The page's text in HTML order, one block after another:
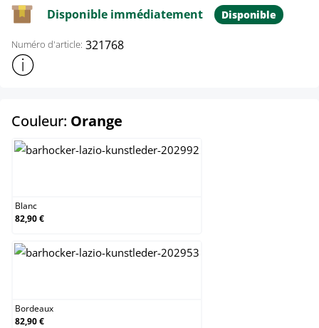
Disponible immédiatement Disponible
Numéro d'article: 321768
Afficher plus d'informations sur le produit
Couleur: Orange
Blanc
82,90 €
Bordeaux
82,90 €